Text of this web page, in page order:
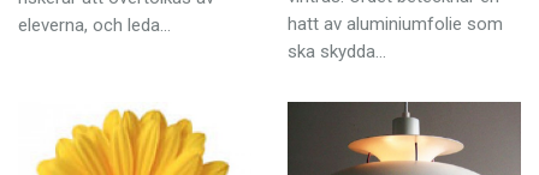
eleverna, och leda…
hatt av aluminiumfolie som
ska skydda…